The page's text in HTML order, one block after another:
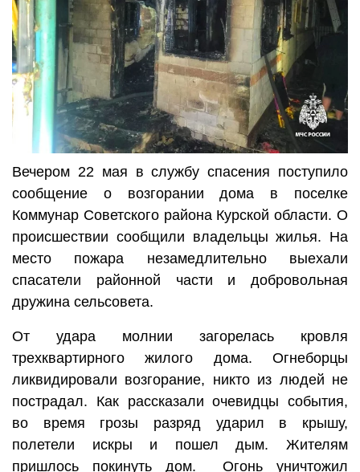
Вечером 22 мая в службу спасения поступило
сообщение о возгорании дома в поселке
Коммунар Советского района Курской области. О
происшествии сообщили владельцы жилья. На
место пожара незамедлительно выехали
спасатели районной части и добровольная
дружина сельсовета.
От удара молнии загорелась кровля
трехквартирного жилого дома. Огнеборцы
ликвидировали возгорание, никто из людей не
пострадал. Как рассказали очевидцы события,
во время грозы разряд ударил в крышу,
полетели искры и пошел дым. Жителям
пришлось покинуть дом. Огонь уничтожил